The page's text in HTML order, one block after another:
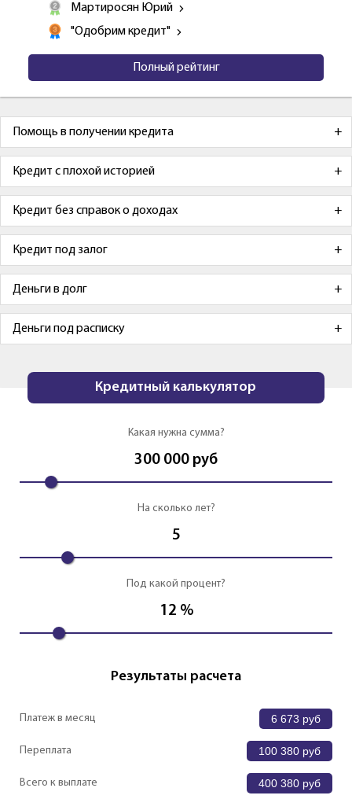
Мартиросян Юрий
"Одобрим кредит"
Полный рейтинг
Помощь в получении кредита
Кредит с плохой историей
Кредит без справок о доходах
Кредит под залог
Деньги в долг
Деньги под расписку
Кредитный калькулятор
Какая нужна сумма?
300 000 руб
На сколько лет?
5
Под какой процент?
12 %
Результаты расчета
Платеж в месяц 6 673 руб
Переплата 100 380 руб
Всего к выплате 400 380 руб